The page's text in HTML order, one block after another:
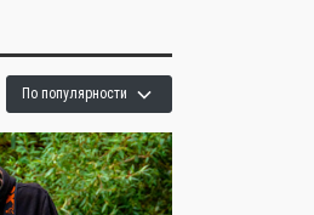
По популярности